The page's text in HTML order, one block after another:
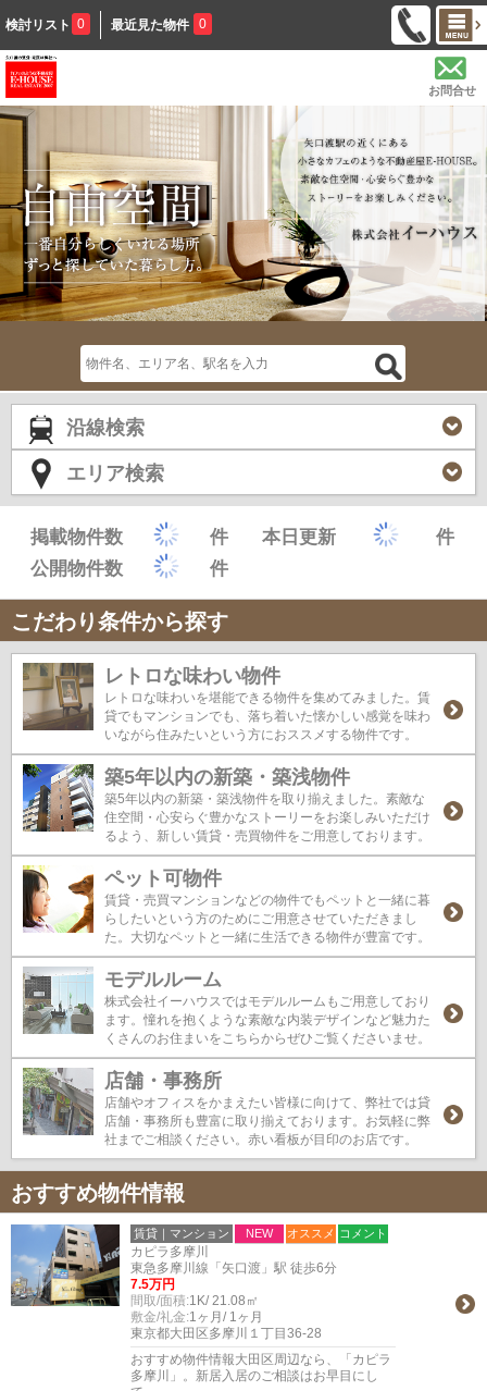
検討リスト 0 最近見た物件 0
お問合せ
沿線検索
エリア検索
掲載物件数 件 本日更新
件
公開物件数
件
こだわり条件から探す
レトロな味わい物件
レトロな味わいを堪能できる物件を集めてみました。賃
貸でもマンションでも、落ち着いた懐かしい感覚を味わ
いながら住みたいという方におススメする物件です。
築5年以内の新築・築浅物件
築5年以内の新築・築浅物件を取り揃えました。素敵な
住空間・心安らぐ豊かなストーリーをお楽しみいただけ
るよう、新しい賃貸・売買物件をご用意しております。
ペット可物件
賃貸・売買マンションなどの物件でもペットと一緒に暮
らしたいという方のためにご用意させていただきまし
た。大切なペットと一緒に生活できる物件が豊富です。
モデルルーム
株式会社イーハウスではモデルルームもご用意しており
ます。憧れを抱くような素敵な内装デザインなど魅力た
くさんのお住まいをこちらからぜひご覧くださいませ。
店舗・事務所
店舗やオフィスをかまえたい皆様に向けて、弊社では貸
店舗・事務所も豊富に取り揃えております。お気軽に弊
社までご相談ください。赤い看板が目印のお店です。
おすすめ物件情報
賃貸｜マンション NEW オススメ コメント
カピラ多摩川
東急多摩川線「矢口渡」駅 徒歩6分
7.5万円
間取/面積:1K/ 21.08㎡
敷金/礼金:1ヶ月/ 1ヶ月
東京都大田区多摩川１丁目36-28
おすすめ物件情報大田区周辺なら、「カピラ
多摩川」。新居入居のご相談はお早目にし